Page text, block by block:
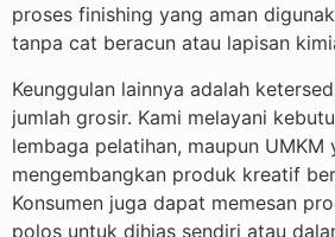
proses finishing yang aman
tanpa cat beracun atau lapisan
Keunggulan lainnya adalah
jumlah grosir. Kami melayani
lembaga pelatihan, maupun UMKM
mengembangkan produk kreatif
Konsumen juga dapat memesan
polos untuk dihias sendiri atau